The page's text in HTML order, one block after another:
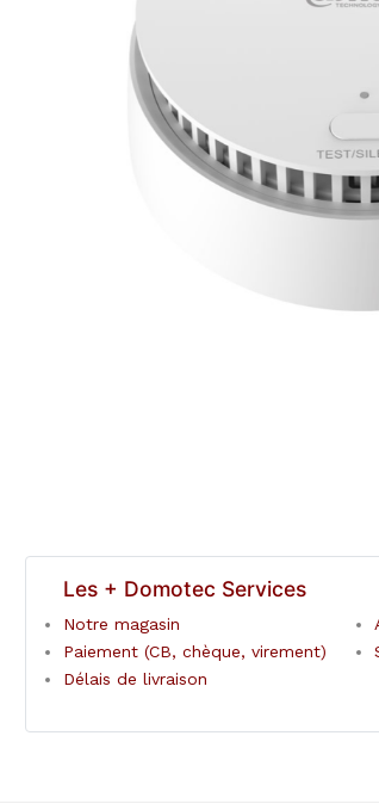
Les + Domotec Services
Notre magasin
Paiement (CB, chèque, virement)
Délais de livraison